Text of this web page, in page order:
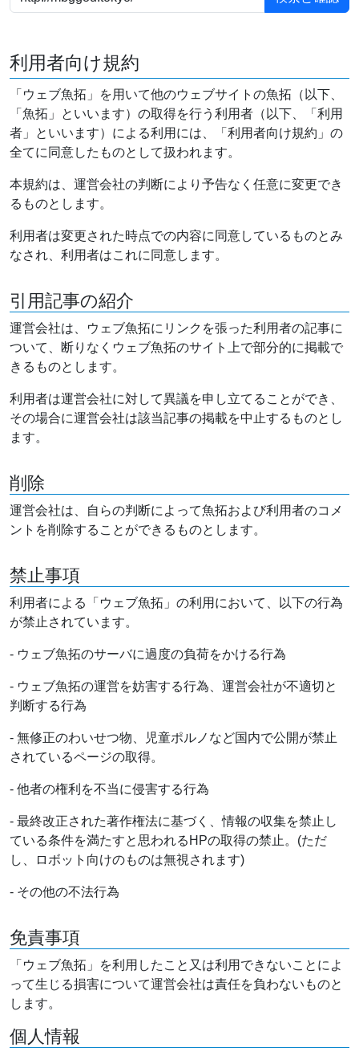
利用者向け規約
「ウェブ魚拓」を用いて他のウェブサイトの魚拓（以下、
「魚拓」といいます）の取得を行う利用者（以下、「利用
者」といいます）による利用には、「利用者向け規約」の
全てに同意したものとして扱われます。
本規約は、運営会社の判断により予告なく任意に変更でき
るものとします。
利用者は変更された時点での内容に同意しているものとみ
なされ、利用者はこれに同意します。
引用記事の紹介
運営会社は、ウェブ魚拓にリンクを張った利用者の記事に
ついて、断りなくウェブ魚拓のサイト上で部分的に掲載で
きるものとします。
利用者は運営会社に対して異議を申し立てることができ、
その場合に運営会社は該当記事の掲載を中止するものとし
ます。
削除
運営会社は、自らの判断によって魚拓および利用者のコメ
ントを削除することができるものとします。
禁止事項
利用者による「ウェブ魚拓」の利用において、以下の行為
が禁止されています。
- ウェブ魚拓のサーバに過度の負荷をかける行為
- ウェブ魚拓の運営を妨害する行為、運営会社が不適切と
判断する行為
- 無修正のわいせつ物、児童ポルノなど国内で公開が禁止
されているページの取得。
- 他者の権利を不当に侵害する行為
- 最終改正された著作権法に基づく、情報の収集を禁止し
ている条件を満たすと思われるHPの取得の禁止。(ただ
し、ロボット向けのものは無視されます)
- その他の不法行為
免責事項
「ウェブ魚拓」を利用したこと又は利用できないことによ
って生じる損害について運営会社は責任を負わないものと
します。
個人情報